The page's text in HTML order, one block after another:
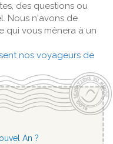
des questions ou
Nous n'avons de
qui vous mènera à un
nos voyageurs de
An ?